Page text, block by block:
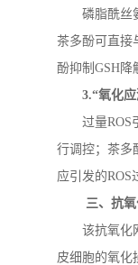
磷脂酰丝
茶多酚可直接
酚抑制 GSH降
3.“氧化
过量ROS
行调控；茶多
应引发的ROS
三、抗
该抗氧化
皮细胞的氧化